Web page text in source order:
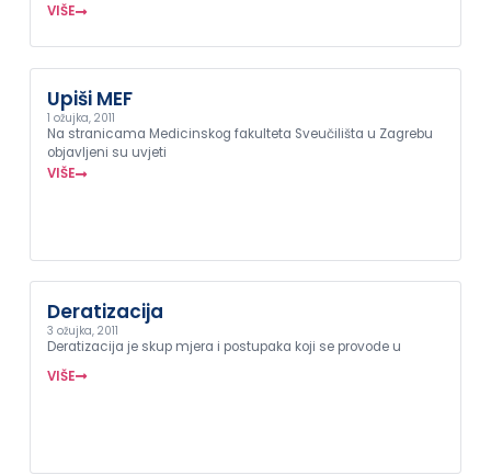
VIŠE
Upiši MEF
1 ožujka, 2011
Na stranicama Medicinskog fakulteta Sveučilišta u Zagrebu
objavljeni su uvjeti
VIŠE
Deratizacija
3 ožujka, 2011
Deratizacija je skup mjera i postupaka koji se provode u
VIŠE